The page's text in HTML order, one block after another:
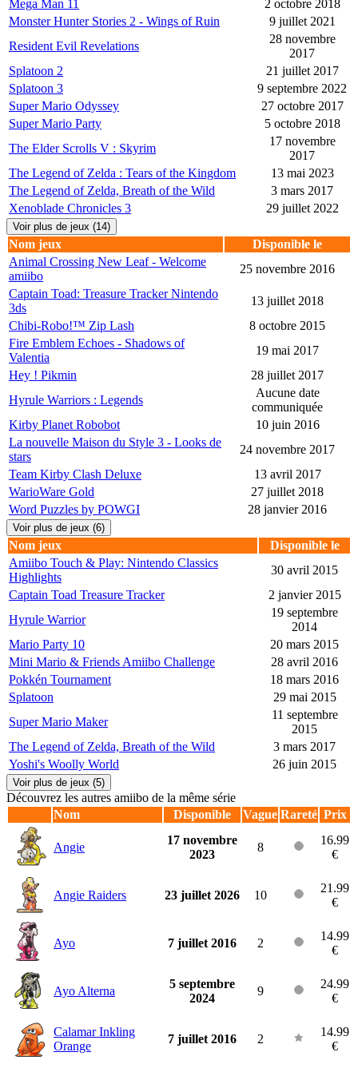
Mega Man 11
2 octobre 2018
Monster Hunter Stories 2 - Wings of Ruin
9 juillet 2021
Resident Evil Revelations
28 novembre
2017
Splatoon 2
21 juillet 2017
Splatoon 3
9 septembre 2022
Super Mario Odyssey
27 octobre 2017
Super Mario Party
5 octobre 2018
The Elder Scrolls V : Skyrim
17 novembre
2017
The Legend of Zelda : Tears of the Kingdom
13 mai 2023
The Legend of Zelda, Breath of the Wild
3 mars 2017
Xenoblade Chronicles 3
29 juillet 2022
Voir plus de jeux (14)
Nom jeux
Disponible le
Animal Crossing New Leaf - Welcome
amiibo
25 novembre 2016
Captain Toad: Treasure Tracker Nintendo
3ds
13 juillet 2018
Chibi-Robo!™ Zip Lash
8 octobre 2015
Fire Emblem Echoes - Shadows of
Valentia
19 mai 2017
Hey ! Pikmin
28 juillet 2017
Hyrule Warriors : Legends
Aucune date
communiquée
Kirby Planet Robobot
10 juin 2016
La nouvelle Maison du Style 3 - Looks de
stars
24 novembre 2017
Team Kirby Clash Deluxe
13 avril 2017
WarioWare Gold
27 juillet 2018
Word Puzzles by POWGI
28 janvier 2016
Voir plus de jeux (6)
Nom jeux
Disponible le
Amiibo Touch & Play: Nintendo Classics
Highlights
30 avril 2015
Captain Toad Treasure Tracker
2 janvier 2015
Hyrule Warrior
19 septembre
2014
Mario Party 10
20 mars 2015
Mini Mario & Friends Amiibo Challenge
28 avril 2016
Pokkén Tournament
18 mars 2016
Splatoon
29 mai 2015
Super Mario Maker
11 septembre
2015
The Legend of Zelda, Breath of the Wild
3 mars 2017
Yoshi's Woolly World
26 juin 2015
Voir plus de jeux (5)
Découvrez les autres amiibo de la même série
Nom
Disponible Vague Rareté Prix
Angie
17 novembre
2023
8
16.99
€
Angie Raiders 23 juillet 2026 10
21.99
€
Ayo 7 juillet 2016 2
14.99
€
Ayo Alterna
5 septembre
2024
9
24.99
€
Calamar Inkling
Orange
7 juillet 2016 2
14.99
€